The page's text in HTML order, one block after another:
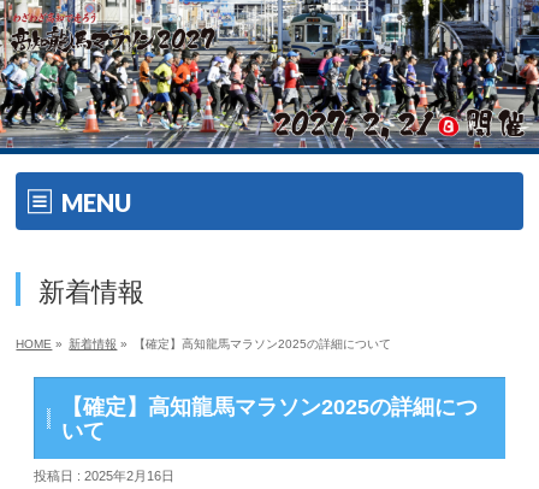
MENU
大会の特徴
ゲスト・ゲストランナー
新着情報
HOME » 新着情報 » 【確定】高知龍馬マラソン2025の詳細について
【確定】高知龍馬マラソン2025の詳細につ
いて
投稿日 : 2025年2月16日